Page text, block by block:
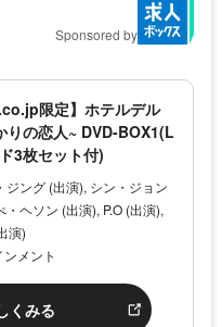
Sponsored by
限定】ホテルデル
りの恋人~ DVD-BOX1(L
3枚セット付)
ジング (出演), シン・ジョン
・ヘソン (出演), P.O (出演),
演)
メント
くみる